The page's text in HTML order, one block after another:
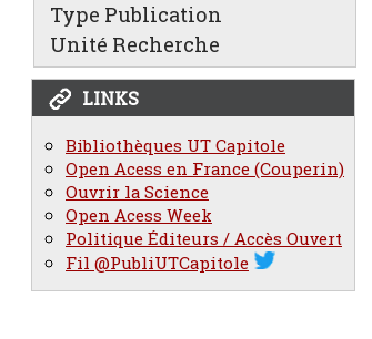
Type Publication
Unité Recherche
LINKS
Bibliothèques UT Capitole
Open Acess en France (Couperin)
Ouvrir la Science
Open Acess Week
Politique Éditeurs / Accès Ouvert
Fil @PubliUTCapitole